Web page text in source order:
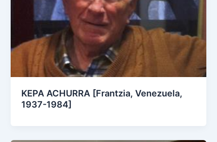
KEPA ACHURRA [Frantzia, Venezuela,
1937-1984]